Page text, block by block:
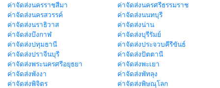
ค่าจัดส่งนครราชสีมา
ค่าจัดส่งนครศรีธรรมราช
ค่าจัดส่งนครสวรรค์
ค่าจัดส่งนนทบุรี
ค่าจัดส่งนราธิวาส
ค่าจัดส่งน่าน
ค่าจัดส่งบึงกาฬ
ค่าจัดส่งบุรีรัมย์
ค่าจัดส่งปทุมธานี
ค่าจัดส่งประจวบคีรีขันธ์
ค่าจัดส่งปราจีนบุรี
ค่าจัดส่งปัตตานี
ค่าจัดส่งพระนครศรีอยุธยา
ค่าจัดส่งพะเยา
ค่าจัดส่งพังงา
ค่าจัดส่งพัทลุง
ค่าจัดส่งพิจิตร
ค่าจัดส่งพิษณุโลก